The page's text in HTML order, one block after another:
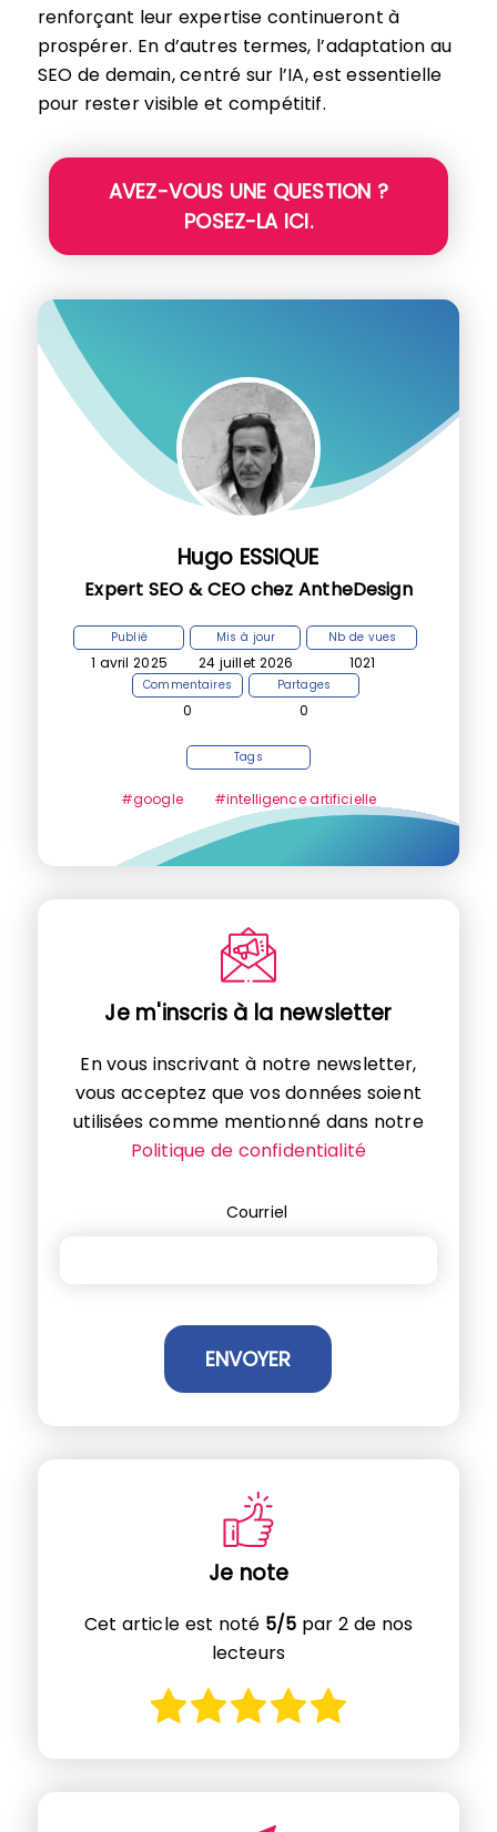
renforçant leur expertise continueront à
prospérer. En d’autres termes, l’adaptation au
SEO de demain, centré sur l’IA, est essentielle
pour rester visible et compétitif.
AVEZ-VOUS UNE QUESTION ?
POSEZ-LA ICI.
Hugo ESSIQUE
Expert SEO & CEO chez AntheDesign
Publié
1 avril 2025
Mis à jour
24 juillet 2026
Nb de vues
1021
Commentaires
0
Partages
0
Tags
#google #intelligence artificielle
Je m'inscris à la newsletter
En vous inscrivant à notre newsletter,
vous acceptez que vos données soient
utilisées comme mentionné dans notre
Politique de confidentialité
Courriel
Je note
Cet article est noté 5/5 par 2 de nos
lecteurs